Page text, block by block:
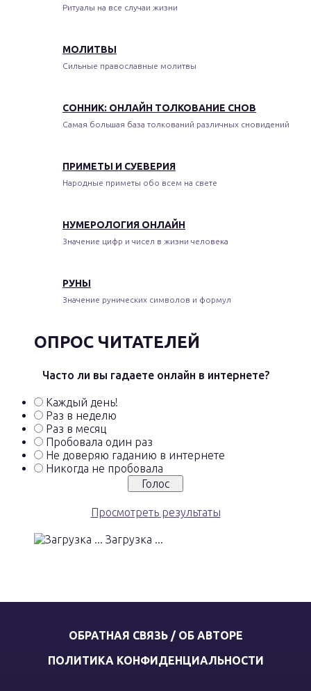
Ритуалы на все случаи жизни
МОЛИТВЫ
Сильные православные молитвы
СОННИК: ОНЛАЙН ТОЛКОВАНИЕ СНОВ
Самая большая база толкований различных сновидений
ПРИМЕТЫ И СУЕВЕРИЯ
Народные приметы обо всем на свете
НУМЕРОЛОГИЯ ОНЛАЙН
Значение цифр и чисел в жизни человека
РУНЫ
Значение рунических символов и формул
ОПРОС ЧИТАТЕЛЕЙ
Часто ли вы гадаете онлайн в интернете?
Каждый день!
Раз в неделю
Раз в месяц
Пробовала один раз
Не доверяю гаданию в интернете
Никогда не пробовала
Просмотреть результаты
Загрузка ...
ОБРАТНАЯ СВЯЗЬ / ОБ АВТОРЕ
ПОЛИТИКА КОНФИДЕНЦИАЛЬНОСТИ